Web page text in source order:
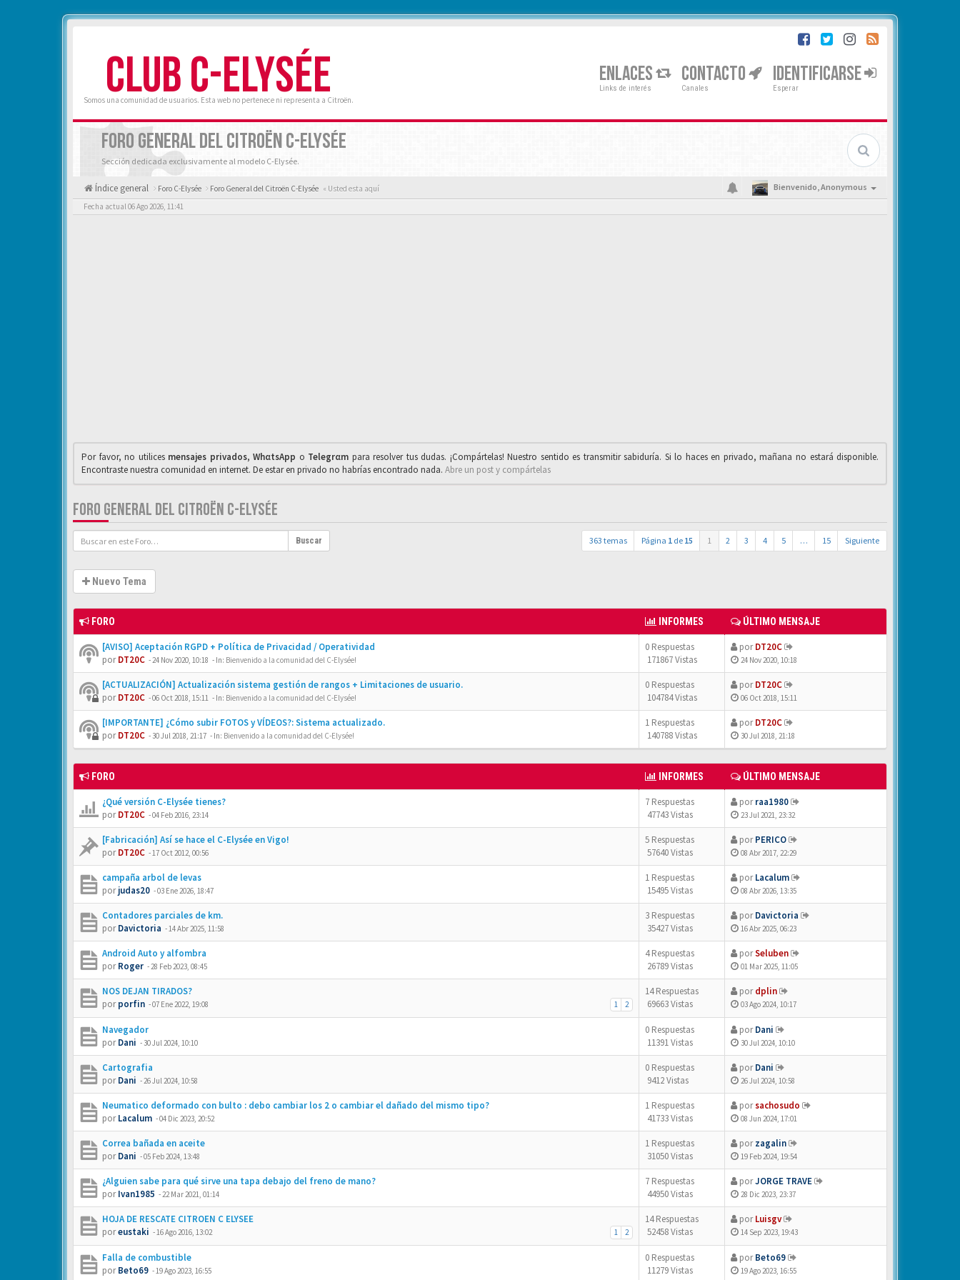
CLUB C-ELYSÉE
Somos una comunidad de usuarios. Esta web no pertenece ni representa a Citroën.
ENLACES
Links de interés
CONTACTO
Canales
IDENTIFICARSE
Esperar
FORO GENERAL DEL CITROËN C-ELYSÉE
Sección dedicada exclusivamente al modelo C-Elysée.
Índice general Foro C-Elysée Foro General del Citroën C-Elysée « Usted esta aquí Bienvenido,Anonymous
Fecha actual 06 Ago 2026, 11:41
Por favor, no utilices mensajes privados,WhαtsApp o Telegrαm para resolver tus dudas. ¡Compártelas! Nuestro sentido es transmitir sabiduría. Si lo haces en privado, mañana no estará disponible.
Encontraste nuestra comunidad en internet. De estar en privado no habrías encontrado nada. Abre un post y compártelas
FORO GENERAL DEL CITROËN C-ELYSÉE
Buscar 363 temas Página 1 de 15 1 2 3 4 5 … 15 Siguiente
Nuevo Tema
FORO INFORMES ÚLTIMO MENSAJE
[AVISO] Aceptación RGPD + Política de Privacidad / Operatividad
porDT20C -24 Nov 2020, 10:18 - In: Bienvenido a la comunidad del C-Elysée!
0 Respuestas
171867 Vistas
porDT20C
24 Nov 2020, 10:18
[ACTUALIZACIÓN] Actualización sistema gestión de rangos + Limitaciones de usuario.
porDT20C -06 Oct 2018, 15:11 - In: Bienvenido a la comunidad del C-Elysée!
0 Respuestas
104784 Vistas
porDT20C
06 Oct 2018, 15:11
[IMPORTANTE] ¿Cómo subir FOTOS y VÍDEOS?: Sistema actualizado.
porDT20C -30 Jul 2018, 21:17 - In: Bienvenido a la comunidad del C-Elysée!
1 Respuestas
140788 Vistas
porDT20C
30 Jul 2018, 21:18
FORO INFORMES ÚLTIMO MENSAJE
¿Qué versión C-Elysée tienes?
porDT20C -04 Feb 2016, 23:14
7 Respuestas
47743 Vistas
porraa1980
23 Jul 2021, 23:32
[Fabricación] Así se hace el C-Elysée en Vigo!
porDT20C -17 Oct 2012, 00:56
5 Respuestas
57640 Vistas
porPERICO
08 Abr 2017, 22:29
campaña arbol de levas
porjudas20 -03 Ene 2026, 18:47
1 Respuestas
15495 Vistas
porLacalum
08 Abr 2026, 13:35
Contadores parciales de km.
porDavictoria -14 Abr 2025, 11:58
3 Respuestas
35427 Vistas
porDavictoria
16 Abr 2025, 06:23
Android Auto y alfombra
porRoger -28 Feb 2023, 08:45
4 Respuestas
26789 Vistas
porSeluben
01 Mar 2025, 11:05
NOS DEJAN TIRADOS?
1 2
porporfin -07 Ene 2022, 19:08
14 Respuestas
69663 Vistas
pordplin
03 Ago 2024, 10:17
Navegador
porDani -30 Jul 2024, 10:10
0 Respuestas
11391 Vistas
porDani
30 Jul 2024, 10:10
Cartografia
porDani -26 Jul 2024, 10:58
0 Respuestas
9412 Vistas
porDani
26 Jul 2024, 10:58
Neumatico deformado con bulto : debo cambiar los 2 o cambiar el dañado del mismo tipo?
porLacalum -04 Dic 2023, 20:52
1 Respuestas
41733 Vistas
porsachosudo
08 Jun 2024, 17:01
Correa bañada en aceite
porDani -05 Feb 2024, 13:48
1 Respuestas
31050 Vistas
porzagalin
19 Feb 2024, 19:54
¿Alguien sabe para qué sirve una tapa debajo del freno de mano?
porIvan1985 -22 Mar 2021, 01:14
7 Respuestas
44950 Vistas
porJORGE TRAVE
28 Dic 2023, 23:37
HOJA DE RESCATE CITROEN C ELYSEE
1 2
poreustaki -16 Ago 2016, 13:02
14 Respuestas
52458 Vistas
porLuisgv
14 Sep 2023, 19:43
Falla de combustible
porBeto69 -19 Ago 2023, 16:55
0 Respuestas
11279 Vistas
porBeto69
19 Ago 2023, 16:55